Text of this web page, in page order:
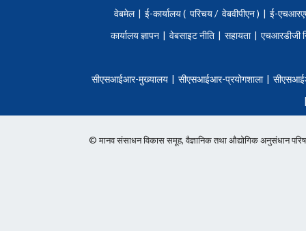
वेबमेल | ई-कार्यालय ( परिचय/ वेबवीपीएन ) | ई-
कार्यालय ज्ञापन | वेबसाइट नीति | सहायता | एचआरडीजी
सीएसआईआर-मुख्यालय | सीएसआईआर-प्रयोगशाला |
© मानव संसाधन विकास समूह, वैज्ञानिक तथा औद्योगिक अनुसंधान